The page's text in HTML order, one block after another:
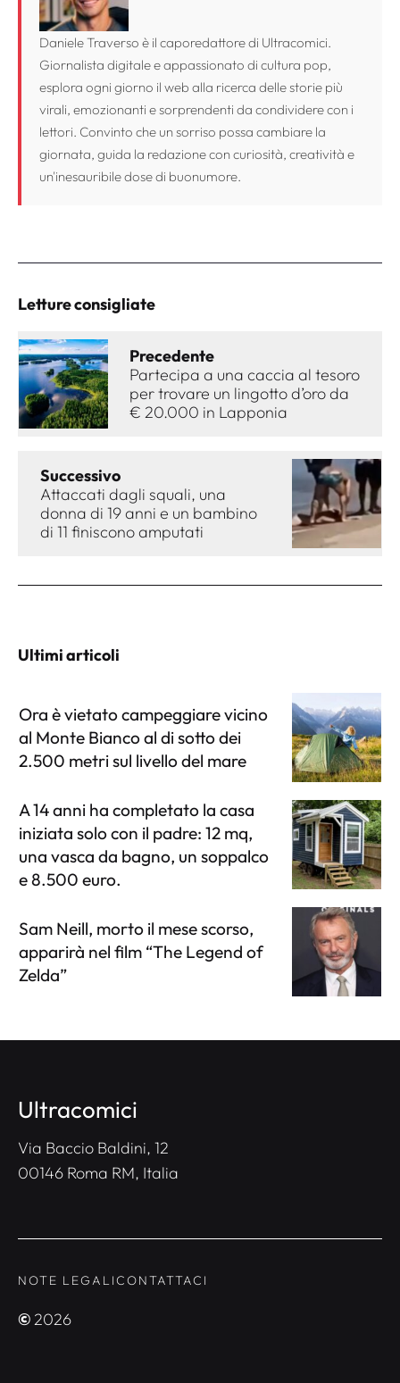
Daniele Traverso è il caporedattore di Ultracomici.
Giornalista digitale e appassionato di cultura pop,
esplora ogni giorno il web alla ricerca delle storie più
virali, emozionanti e sorprendenti da condividere con i
lettori. Convinto che un sorriso possa cambiare la
giornata, guida la redazione con curiosità, creatività e
un'inesauribile dose di buonumore.
Letture consigliate
Precedente
Partecipa a una caccia al tesoro
per trovare un lingotto d’oro da
€ 20.000 in Lapponia
Successivo
Attaccati dagli squali, una
donna di 19 anni e un bambino
di 11 finiscono amputati
Ultimi articoli
Ora è vietato campeggiare vicino
al Monte Bianco al di sotto dei
2.500 metri sul livello del mare
A 14 anni ha completato la casa
iniziata solo con il padre: 12 mq,
una vasca da bagno, un soppalco
e 8.500 euro.
Sam Neill, morto il mese scorso,
apparirà nel film “The Legend of
Zelda”
Ultracomici
Via Baccio Baldini, 12
00146 Roma RM, Italia
NOTE LEGALICONTATTACI
©2026